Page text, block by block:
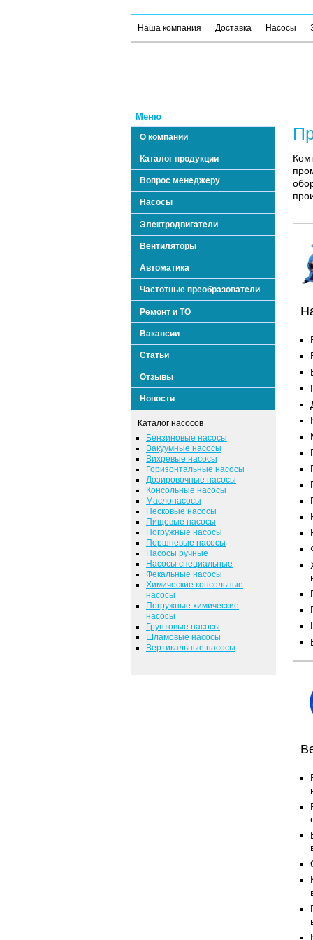
Наша компания Доставка Насосы
Меню
О компании
Каталог продукции
Вопрос менеджеру
Насосы
Электродвигатели
Вентиляторы
Автоматика
Частотные преобразователи
Ремонт и ТО
Вакансии
Статьи
Отзывы
Новости
Каталог насосов
Бензиновые насосы
Вакуумные насосы
Вихревые насосы
Горизонтальные насосы
Дозировочные насосы
Консольные насосы
Маслонасосы
Песковые насосы
Пищевые насосы
Погружные насосы
Поршневые насосы
Насосы ручные
Насосы специальные
Фекальные насосы
Химические консольные
насосы
Погружные химические
насосы
Грунтовые насосы
Шламовые насосы
Вертикальные насосы